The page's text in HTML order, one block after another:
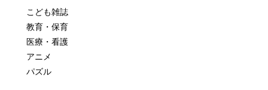
こども雑誌
教育・保育
医療・看護
アニメ
パズル